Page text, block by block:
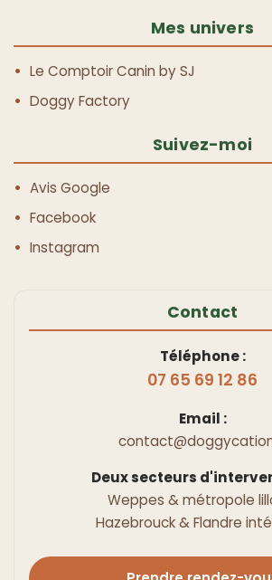
Mes univers
Le Comptoir Canin by SJ
Doggy Factory
Suivez-moi
Avis Google
Facebook
Instagram
Contact
Téléphone :
07 65 69 12 86
Email :
Deux secteurs
Weppes & métropole
Hazebrouck & Flandre